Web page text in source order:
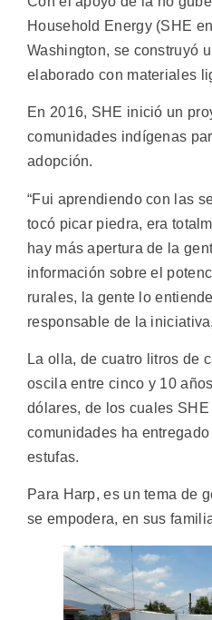
Household Energy (SHE
Washington, se construyó
elaborado con materiales
En 2016, SHE inició un
comunidades indígenas
adopción.
“Fui aprendiendo con las
tocó picar piedra, era
hay más apertura de la
información sobre el
rurales, la gente lo
responsable de la iniciativa,
La olla, de cuatro litros de
oscila entre cinco y 10
dólares, de los cuales
comunidades ha
estufas.
Para Harp, es un tema de
se empodera, en sus